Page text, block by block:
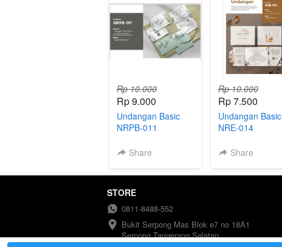
Rp 10.000
Rp 9.000
Undangan Basic
NRPB-011
Share
Rp 10.000
Rp 7.500
Undangan Basic
NRE-014
Share
STORE
0811-8488-552
Bukit Serpong Mas Blok e7 no 18A1
Serpong Tangerang Selatan